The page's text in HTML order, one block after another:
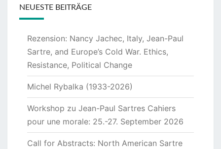
NEUESTE BEITRÄGE
Rezension: Nancy Jachec, Italy, Jean-Paul
Sartre, and Europe’s Cold War. Ethics,
Resistance, Political Change
Michel Rybalka (1933-2026)
Workshop zu Jean-Paul Sartres Cahiers
pour une morale: 25.-27. September 2026
Call for Abstracts: North American Sartre